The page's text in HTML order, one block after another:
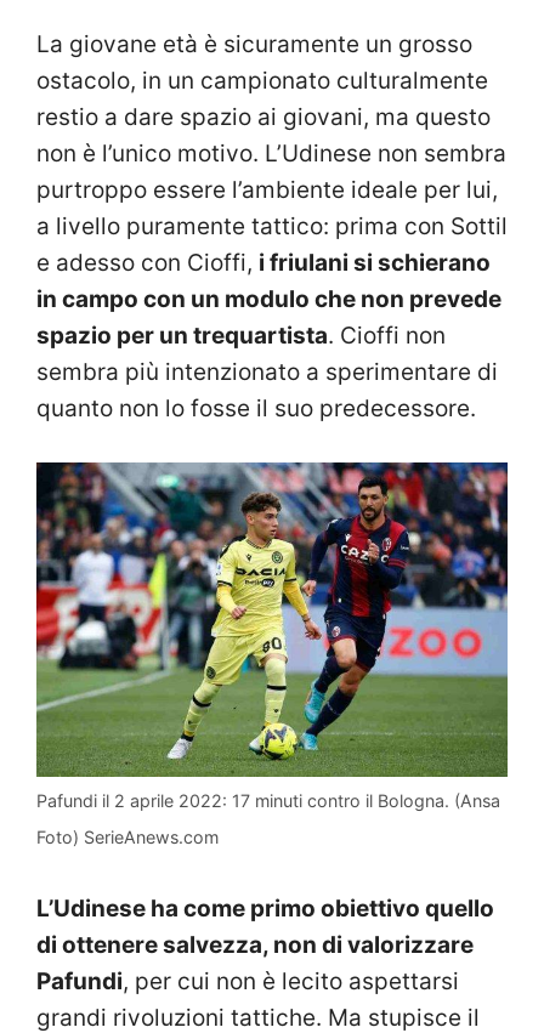
La giovane età è sicuramente un grosso
ostacolo, in un campionato culturalmente
restio a dare spazio ai giovani, ma questo
non è l’unico motivo. L’Udinese non sembra
purtroppo essere l’ambiente ideale per lui,
a livello puramente tattico: prima con Sottil
e adesso con Cioffi, i friulani si schierano
in campo con un modulo che non prevede
spazio per un trequartista. Cioffi non
sembra più intenzionato a sperimentare di
quanto non lo fosse il suo predecessore.
Pafundi il 2 aprile 2022: 17 minuti contro il Bologna. (Ansa
Foto) SerieAnews.com
L’Udinese ha come primo obiettivo quello
di ottenere salvezza, non di valorizzare
Pafundi, per cui non è lecito aspettarsi
grandi rivoluzioni tattiche. Ma stupisce il